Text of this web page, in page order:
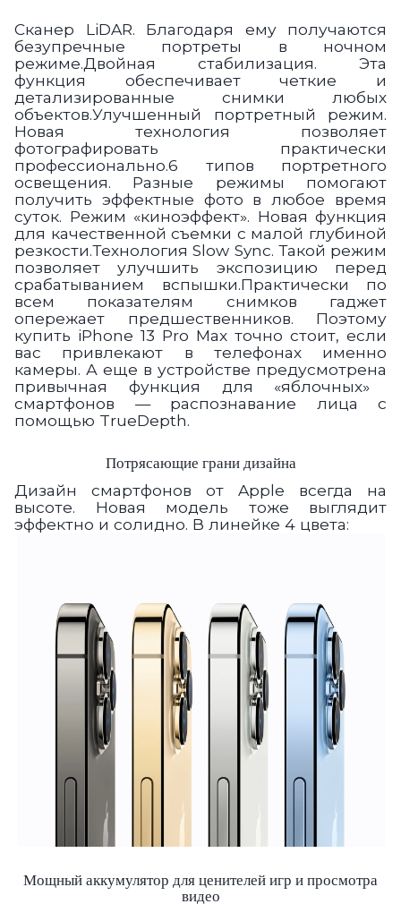
Сканер LiDAR. Благодаря ему получаются
безупречные портреты в ночном
режиме.Двойная стабилизация. Эта
функция обеспечивает четкие и
детализированные снимки любых
объектов.Улучшенный портретный режим.
Новая технология позволяет
фотографировать практически
профессионально.6 типов портретного
освещения. Разные режимы помогают
получить эффектные фото в любое время
суток. Режим «киноэффект». Новая функция
для качественной съемки с малой глубиной
резкости.Технология Slow Sync. Такой режим
позволяет улучшить экспозицию перед
срабатыванием вспышки.Практически по
всем показателям снимков гаджет
опережает предшественников. Поэтому
купить iPhone 13 Pro Max точно стоит, если
вас привлекают в телефонах именно
камеры. А еще в устройстве предусмотрена
привычная функция для «яблочных»
смартфонов — распознавание лица с
помощью TrueDepth.
Потрясающие грани дизайна
Дизайн смартфонов от Apple всегда на
высоте. Новая модель тоже выглядит
эффектно и солидно. В линейке 4 цвета:
Мощный аккумулятор для ценителей игр и просмотра
видео